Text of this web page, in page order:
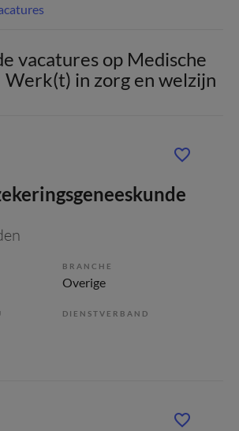
vacatures op Medische
Werk(t) in zorg en welzijn
BRANCHE
Overige
DIENSTVERBAND